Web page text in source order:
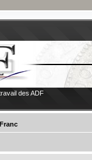
des ADF